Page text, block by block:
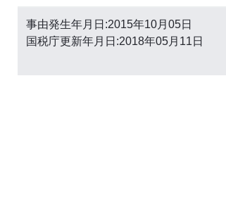
事由発生年月日:2015年10月05日
国税庁更新年月日:2018年05月11日